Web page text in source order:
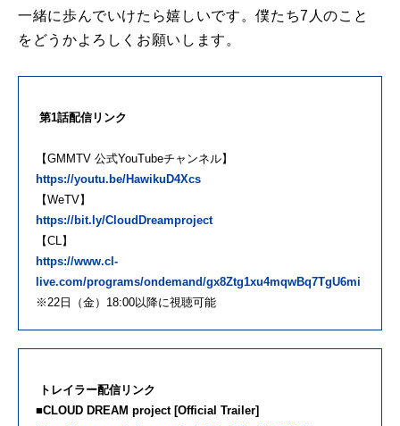
一緒に歩んでいけたら嬉しいです。僕たち7人のこと
をどうかよろしくお願いします。
第1話配信リンク
【GMMTV 公式YouTubeチャンネル】
https://youtu.be/HawikuD4Xcs
【WeTV】
https://bit.ly/CloudDreamproject
【CL】
https://www.cl-
live.com/programs/ondemand/gx8Ztg1xu4mqwBq7TgU6mi
※22日（金）18:00以降に視聴可能
トレイラー配信リンク
■CLOUD DREAM project [Official Trailer]